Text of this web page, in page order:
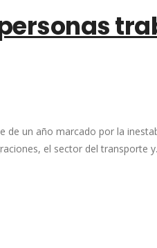
un año marcado por la
el sector del transporte